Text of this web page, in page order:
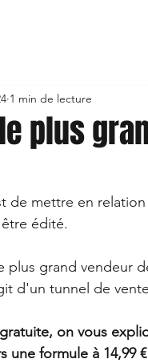
plus
1 min de lecture
de mettre en
édité.
plus grand vendeur
d'un tunnel de
on vous
une formule à 14,99